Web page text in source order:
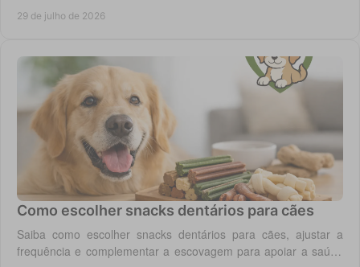
29 de julho de 2026
Como escolher snacks dentários para cães
Saiba como escolher snacks dentários para cães, ajustar a
frequência e complementar a escovagem para apoiar a saúde